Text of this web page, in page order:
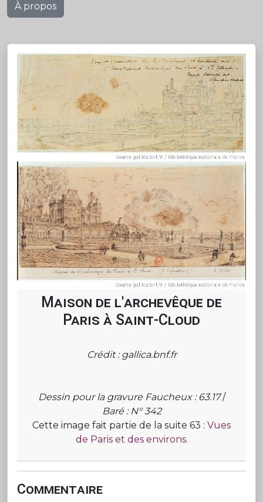
À propos
Maison de l'archevêque de
Paris à Saint-Cloud
Crédit : gallica.bnf.fr
Dessin pour la gravure Faucheux : 63.17/
Baré : N° 342
Cette image fait partie de la suite 63 : Vues
de Paris et des environs.
Commentaire